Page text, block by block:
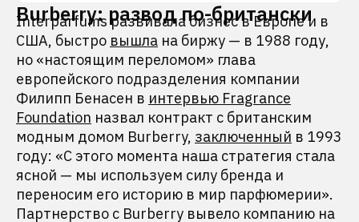
Burberry: развод по-британски
Interparfums развивала бизнес в Европе и в
США, быстро вышла на биржу — в 1988 году,
но «настоящим переломом» глава
европейского подразделения компании
Филипп Бенасен в интервью Fragrance
Foundation назвал контракт с британским
модным домом Burberry, заключенный в 1993
году: «С этого момента наша стратегия стала
ясной — мы используем силу бренда и
переносим его историю в мир парфюмерии».
Партнерство с Burberry вывело компанию на